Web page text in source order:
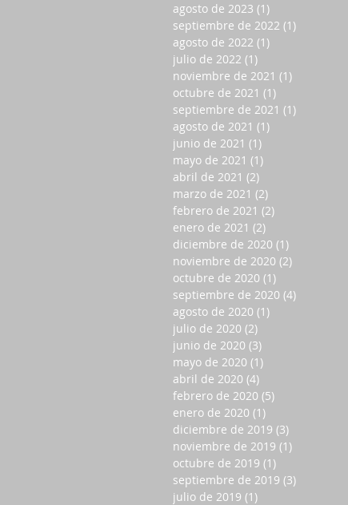
agosto de 2023 (1)
septiembre de 2022 (1)
agosto de 2022 (1)
julio de 2022 (1)
noviembre de 2021 (1)
octubre de 2021 (1)
septiembre de 2021 (1)
agosto de 2021 (1)
junio de 2021 (1)
mayo de 2021 (1)
abril de 2021 (2)
marzo de 2021 (2)
febrero de 2021 (2)
enero de 2021 (2)
diciembre de 2020 (1)
noviembre de 2020 (2)
octubre de 2020 (1)
septiembre de 2020 (4)
agosto de 2020 (1)
julio de 2020 (2)
junio de 2020 (3)
mayo de 2020 (1)
abril de 2020 (4)
febrero de 2020 (5)
enero de 2020 (1)
diciembre de 2019 (3)
noviembre de 2019 (1)
octubre de 2019 (1)
septiembre de 2019 (3)
julio de 2019 (1)